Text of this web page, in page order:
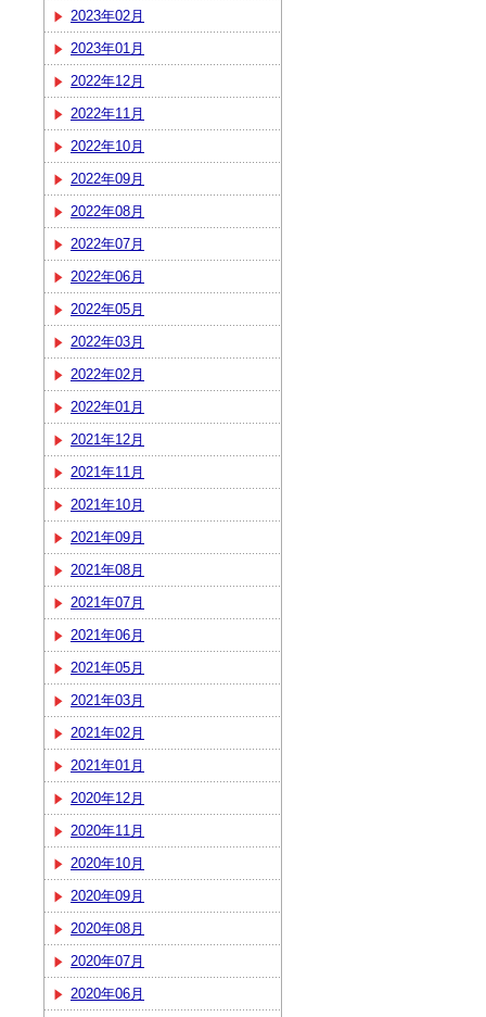
2023年02月
2023年01月
2022年12月
2022年11月
2022年10月
2022年09月
2022年08月
2022年07月
2022年06月
2022年05月
2022年03月
2022年02月
2022年01月
2021年12月
2021年11月
2021年10月
2021年09月
2021年08月
2021年07月
2021年06月
2021年05月
2021年03月
2021年02月
2021年01月
2020年12月
2020年11月
2020年10月
2020年09月
2020年08月
2020年07月
2020年06月